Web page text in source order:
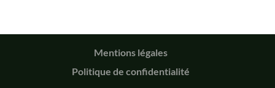
Mentions légales
Politique de confidentialité